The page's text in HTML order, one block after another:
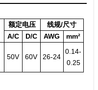
额定电压
线规/尺寸
A/C
D/C AWG
mm²
50V 60V 26-24
0.14-
0.25